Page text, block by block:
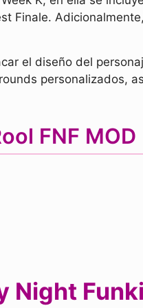
Finale.
el diseño del
personalizados,
FNF MOD
Night